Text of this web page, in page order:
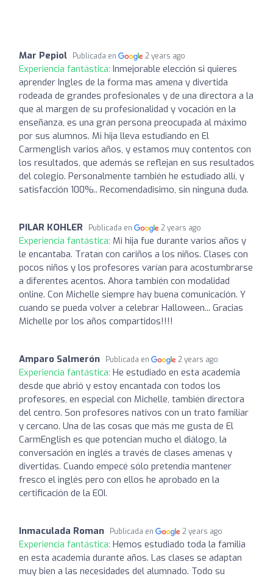
Mar Pepiol Publicada en 2 years ago
Experiencia fantástica: Inmejorable elección si quieres
aprender Ingles de la forma mas amena y divertida
rodeada de grandes profesionales y de una directora a la
que al margen de su profesionalidad y vocación en la
enseñanza, es una gran persona preocupada al máximo
por sus alumnos. Mi hija lleva estudiando en El
Carmenglish varios años, y estamos muy contentos con
los resultados, que además se reflejan en sus resultados
del colegio. Personalmente también he estudiado allí, y
satisfacción 100%.. Recomendadisimo, sin ninguna duda.
PILAR KOHLER Publicada en 2 years ago
Experiencia fantástica: Mi hija fue durante varios años y
le encantaba. Tratan con cariños a los niños. Clases con
pocos niños y los profesores varían para acostumbrarse
a diferentes acentos. Ahora también con modalidad
online. Con Michelle siempre hay buena comunicación. Y
cuando se pueda volver a celebrar Halloween... Gracias
Michelle por los años compartidos!!!!
Amparo Salmerón Publicada en 2 years ago
Experiencia fantástica: He estudiado en esta academia
desde que abrió y estoy encantada con todos los
profesores, en especial con Michelle, también directora
del centro. Son profesores nativos con un trato familiar
y cercano. Una de las cosas que más me gusta de El
CarmEnglish es que potencian mucho el diálogo, la
conversación en inglés a través de clases amenas y
divertidas. Cuando empecé sólo pretendía mantener
fresco el inglés pero con ellos he aprobado en la
certificación de la EOI.
Inmaculada Roman Publicada en 2 years ago
Experiencia fantástica: Hemos estudiado toda la familia
en esta academia durante años. Las clases se adaptan
muy bien a las necesidades del alumnado. Todo su